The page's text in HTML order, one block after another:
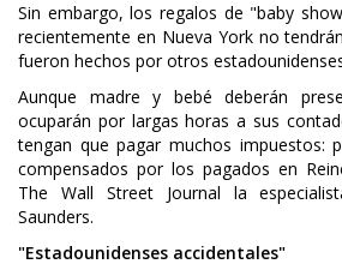
Sin embargo, los regalos de "baby
recientemente en Nueva York no
fueron hechos por otros
Aunque madre y bebé deberán
ocuparán por largas horas a sus
tengan que pagar muchos impuestos:
compensados por los pagados en
The Wall Street Journal la
Saunders.
"Estadounidenses accidentales"